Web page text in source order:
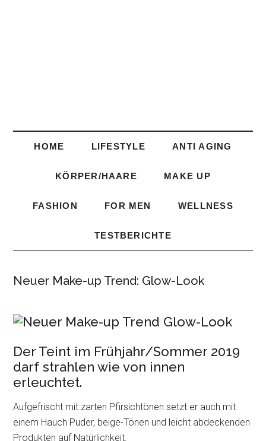
HOME LIFESTYLE ANTI AGING
KÖRPER/HAARE MAKE UP
FASHION FOR MEN WELLNESS
TESTBERICHTE
Neuer Make-up Trend: Glow-Look
Der Teint im Frühjahr/Sommer 2019
darf strahlen wie von innen
erleuchtet.
Aufgefrischt mit zarten Pfirsichtönen setzt er auch mit
einem Hauch Puder, beige-Tönen und leicht abdeckenden
Produkten auf Natürlichkeit.